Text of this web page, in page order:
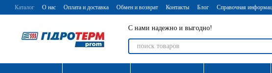
Перейти к основному контенту
Каталог О нас Оплата и доставка Обмен и возврат Контакты Блог Справочная
С нами надежно и выгодно!